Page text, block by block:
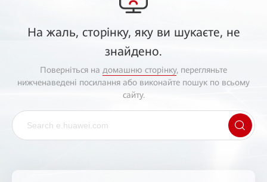
На жаль, сторінку, яку ви шукаєте, не
знайдено.
Поверніться на домашню сторінку, перегляньте
нижченаведені посилання або виконайте пошук по всьому
сайту.